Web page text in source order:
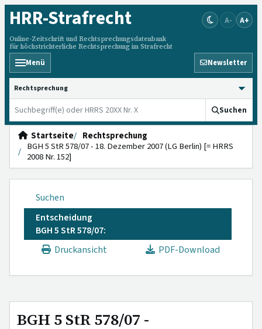
HRR-Strafrecht
Online-Zeitschrift und Rechtsprechungsdatenbank
für höchstrichterliche Rechtsprechung im Strafrecht
A- A+
Menü Newsletter
HRRS durchsuchen
Suchen
Startseite
Rechtsprechung
BGH 5 StR 578/07 - 18. Dezember 2007 (LG Berlin) [= HRRS
2008 Nr. 152]
Suchen
Entscheidung
BGH 5 StR 578/07:
Druckansicht
PDF-Download
BGH 5 StR 578/07 -